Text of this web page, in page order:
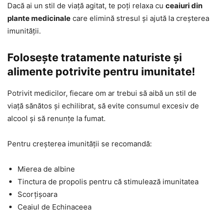
Dacă ai un stil de viață agitat, te poți relaxa cu ceaiuri din
plante medicinale care elimină stresul și ajută la creșterea
imunității.
Folosește tratamente naturiste și
alimente potrivite pentru imunitate!
Potrivit medicilor, fiecare om ar trebui să aibă un stil de
viață sănătos și echilibrat, să evite consumul excesiv de
alcool și să renunțe la fumat.
Pentru creșterea imunității se recomandă:
Mierea de albine
Tinctura de propolis pentru că stimulează imunitatea
Scorțișoara
Ceaiul de Echinaceea